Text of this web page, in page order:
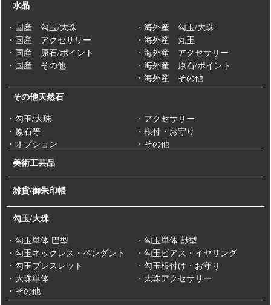
水晶
・国産 勾玉/大珠
・海外産 勾玉/大珠
・国産 アクセサリー
・海外産 丸玉
・国産 原石/ポイント
・海外産 アクセサリー
・国産 その他
・海外産 原石/ポイント
・海外産 その他
その他天然石
・勾玉/大珠
・アクセサリー
・原石等
・根付・お守り
・オプション
・その他
美術工芸品
雑貨/御朱印帳
勾玉/大珠
・勾玉単体 巴型
・勾玉単体 獣型
・勾玉ネックレス・ペンダント
・勾玉ピアス・イヤリング
・勾玉ブレスレット
・勾玉根付け・お守り
・大珠単体
・大珠アクセサリー
・その他